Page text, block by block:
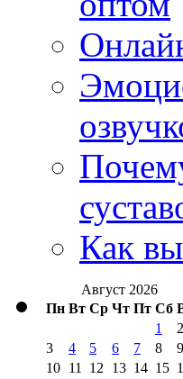
Как
Август 2026
Пн Вт Ср Чт Пт Сб
1
2
3
4 5 6 7 8
9
10 11 12 13 14 15